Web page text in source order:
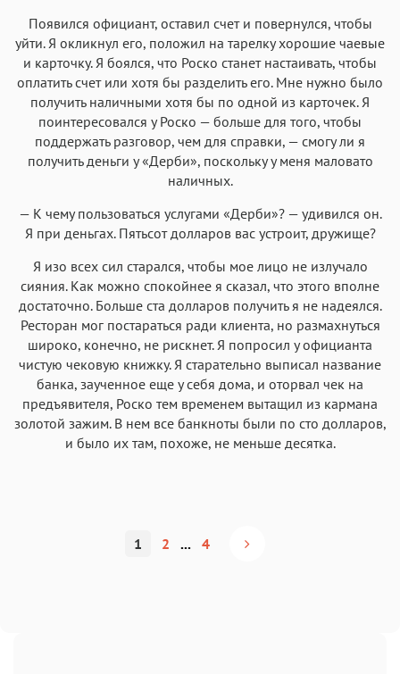
Появился официант, оставил счет и повернулся, чтобы
уйти. Я окликнул его, положил на тарелку хорошие чаевые
и карточку. Я боялся, что Роско станет настаивать, чтобы
оплатить счет или хотя бы разделить его. Мне нужно было
получить наличными хотя бы по одной из карточек. Я
поинтересовался у Роско — больше для того, чтобы
поддержать разговор, чем для справки, — смогу ли я
получить деньги у «Дерби», поскольку у меня маловато
наличных.
— К чему пользоваться услугами «Дерби»? — удивился он.
Я при деньгах. Пятьсот долларов вас устроит, дружище?
Я изо всех сил старался, чтобы мое лицо не излучало
сияния. Как можно спокойнее я сказал, что этого вполне
достаточно. Больше ста долларов получить я не надеялся.
Ресторан мог постараться ради клиента, но размахнуться
широко, конечно, не рискнет. Я попросил у официанта
чистую чековую книжку. Я старательно выписал название
банка, заученное еще у себя дома, и оторвал чек на
предъявителя, Роско тем временем вытащил из кармана
золотой зажим. В нем все банкноты были по сто долларов,
и было их там, похоже, не меньше десятка.
1 2 ... 4